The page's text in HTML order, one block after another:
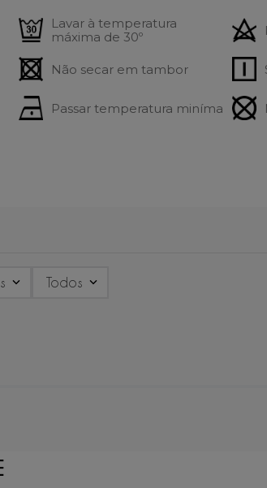
Lavar à temperatura
máxima de 30º
Não secar em tambor
Passar temperatura miníma
Todos